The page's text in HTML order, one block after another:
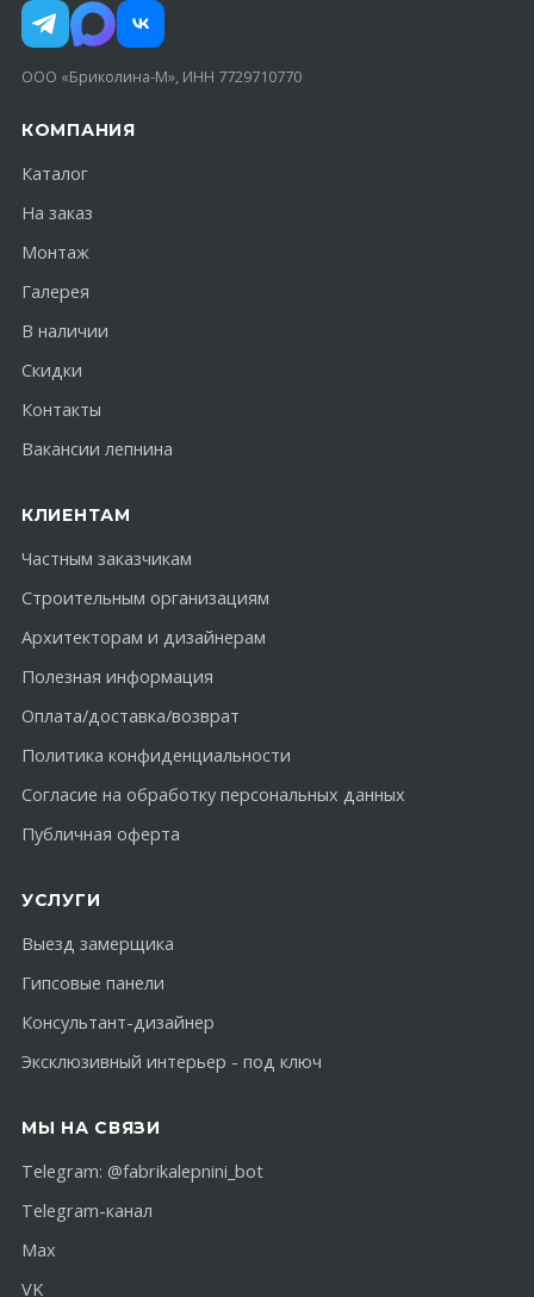
ООО «Бриколина-М», ИНН 7729710770
КОМПАНИЯ
Каталог
На заказ
Монтаж
Галерея
В наличии
Скидки
Контакты
Вакансии лепнина
КЛИЕНТАМ
Частным заказчикам
Строительным организациям
Архитекторам и дизайнерам
Полезная информация
Оплата/доставка/возврат
Политика конфиденциальности
Согласие на обработку персональных данных
Публичная оферта
УСЛУГИ
Выезд замерщика
Гипсовые панели
Консультант-дизайнер
Эксклюзивный интерьер - под ключ
МЫ НА СВЯЗИ
Telegram: @fabrikalepnini_bot
Telegram-канал
Max
VK